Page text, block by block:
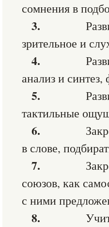
сомнения в
3.
зрительное и
4.
анализ и
5.
тактильные
6.
в слове,
7.
союзов, как
с ними
8.